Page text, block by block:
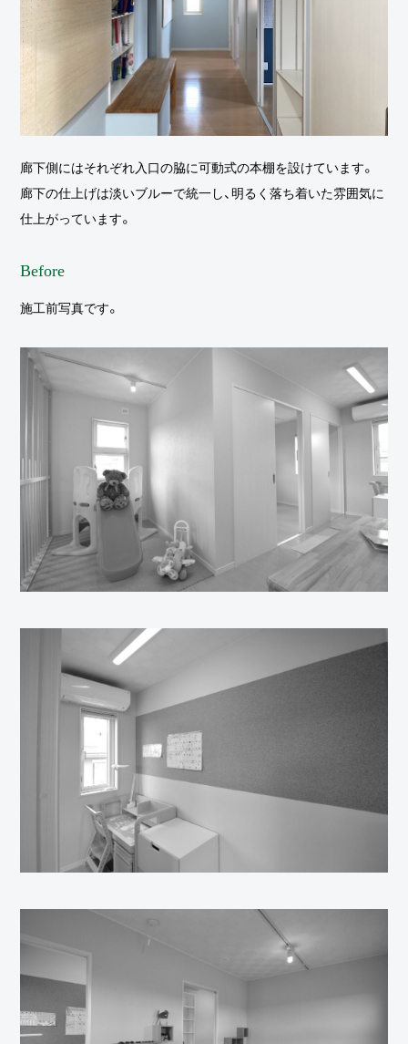
廊下側にはそれぞれ入口の脇に可動式の本棚を設けています。
廊下の仕上げは淡いブルーで統一し、明るく落ち着いた雰囲気に
仕上がっています。
Before
施工前写真です。